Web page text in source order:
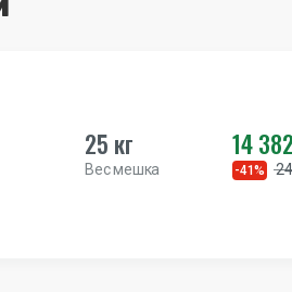
25 кг
Вес мешка
14
-41%